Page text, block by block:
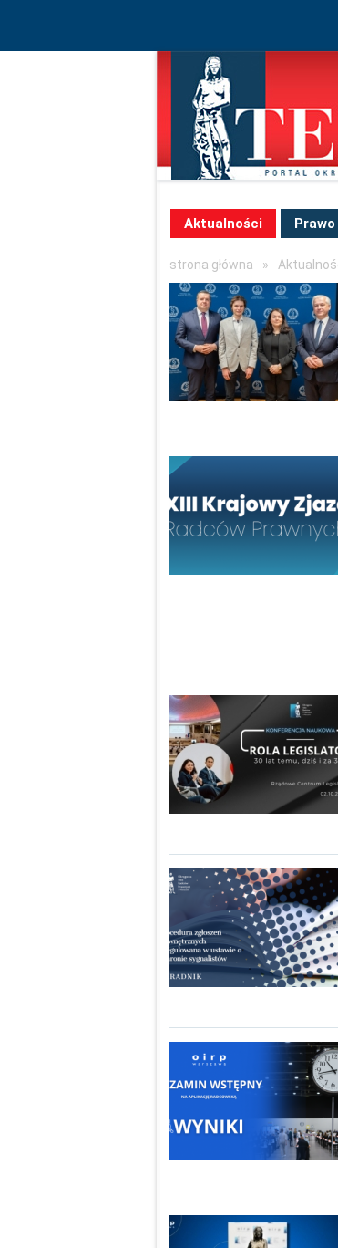
Aktualności
strona główna »